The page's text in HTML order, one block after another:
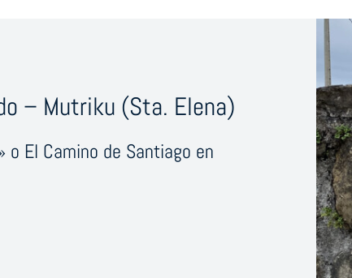
– Mutriku (Sta. Elena)
o El Camino de Santiago en